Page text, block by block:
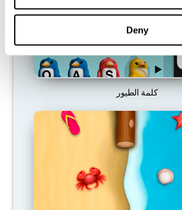
Deny
كلمة الطيور